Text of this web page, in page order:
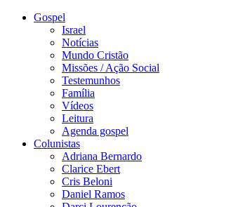
Gospel
Israel
Notícias
Mundo Cristão
Missões / Ação Social
Testemunhos
Família
Vídeos
Leitura
Agenda gospel
Colunistas
Adriana Bernardo
Clarice Ebert
Cris Beloni
Daniel Ramos